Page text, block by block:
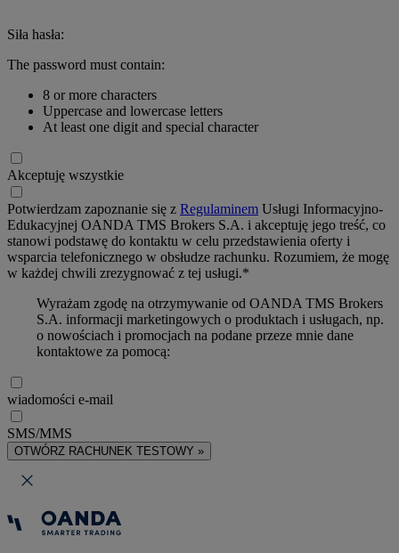
Siła hasła:
The password must contain:
8 or more characters
Uppercase and lowercase letters
At least one digit and special character
Akceptuję wszystkie
Potwierdzam zapoznanie się z Regulaminem Usługi Informacyjno-
Edukacyjnej OANDA TMS Brokers S.A. i akceptuję jego treść, co
stanowi podstawę do kontaktu w celu przedstawienia oferty i
wsparcia telefonicznego w obsłudze rachunku. Rozumiem, że mogę
w każdej chwili zrezygnować z tej usługi.*
Wyrażam zgodę na otrzymywanie od OANDA TMS Brokers
S.A. informacji marketingowych o produktach i usługach, np.
o nowościach i promocjach na podane przeze mnie dane
kontaktowe za pomocą:
wiadomości e-mail
SMS/MMS
OTWÓRZ RACHUNEK TESTOWY »